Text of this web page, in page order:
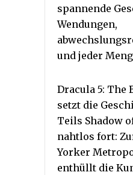
spannende
Wendungen,
und jeder
Dracula 5: The
setzt die
Teils Shadow
nahtlos fort:
Yorker
enthüllt die